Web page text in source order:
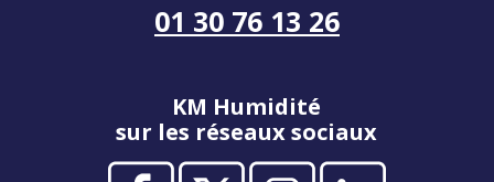
01 30 76 13 26
KM Humidité
sur les réseaux sociaux